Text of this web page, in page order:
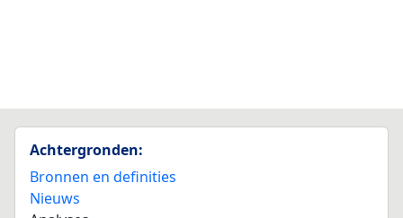
Achtergronden:
Bronnen en definities
Nieuws